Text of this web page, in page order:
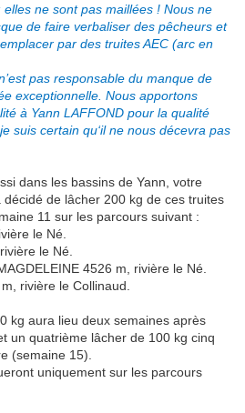
ne sont pas maillées ! Nous ne
de faire verbaliser des pêcheurs et
par des truites AEC (arc en
pas responsable du manque de
exceptionnelle. Nous apportons
à Yann LAFFOND pour la qualité
suis certain qu‘il ne nous décevra pas
dans les bassins de Yann, votre
décidé de lâcher 200 kg de ces truites
11 sur les parcours suivant :
le Né.
le Né.
4526 m, rivière le Né.
rivière le Collinaud.
kg aura lieu deux semaines après
un quatrième lâcher de 100 kg cinq
(semaine 15).
uniquement sur les parcours